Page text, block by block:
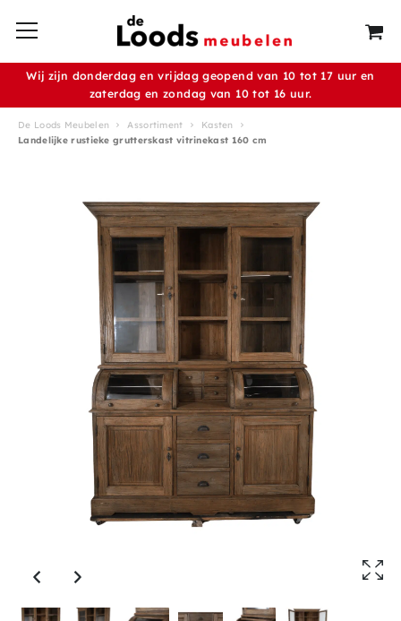
Wij zijn donderdag en vrijdag geopend van 10 tot 17 uur en
zaterdag en zondag van 10 tot 16 uur.
De Loods Meubelen Assortiment
Kasten
Landelijke rustieke grutterskast vitrinekast 160 cm